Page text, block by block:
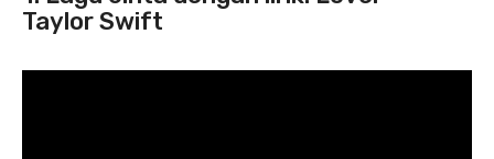
Taylor Swift